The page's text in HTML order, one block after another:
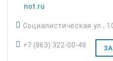
not.ru
Социалистическая ул.,
+7 (863) 322-00-48